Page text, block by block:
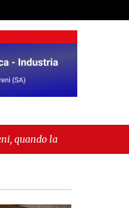
dimentica